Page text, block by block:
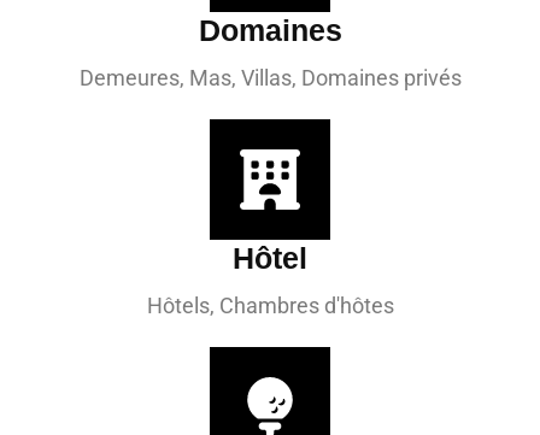
Domaines
Demeures, Mas, Villas, Domaines privés
Hôtel
Hôtels, Chambres d'hôtes